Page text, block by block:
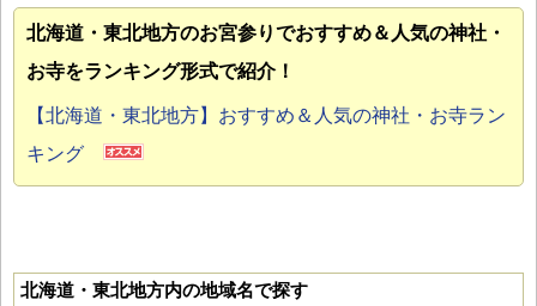
北海道・東北地方のお宮参りでおすすめ＆人気の神社・
お寺をランキング形式で紹介！
【北海道・東北地方】おすすめ＆人気の神社・お寺ラン
キング
北海道・東北地方内の地域名で探す